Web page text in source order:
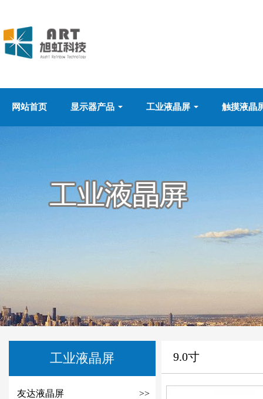
网站首页 显示器产品 工业液晶屏 触摸液晶
工业液晶屏
友达液晶屏 >>
9.0寸